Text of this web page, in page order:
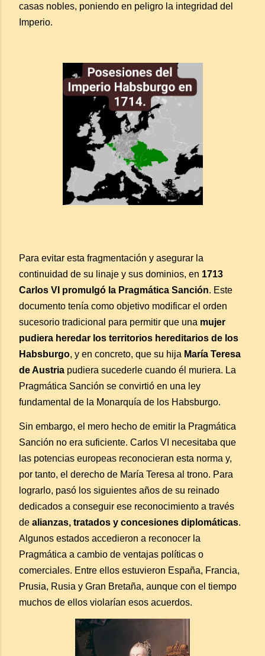
casas nobles, poniendo en peligro la integridad del
Imperio.
Para evitar esta fragmentación y asegurar la
continuidad de su linaje y sus dominios, en 1713
Carlos VI promulgó la Pragmática Sanción. Este
documento tenía como objetivo modificar el orden
sucesorio tradicional para permitir que una mujer
pudiera heredar los territorios hereditarios de los
Habsburgo, y en concreto, que su hija María Teresa
de Austria pudiera sucederle cuando él muriera. La
Pragmática Sanción se convirtió en una ley
fundamental de la Monarquía de los Habsburgo.
Sin embargo, el mero hecho de emitir la Pragmática
Sanción no era suficiente. Carlos VI necesitaba que
las potencias europeas reconocieran esta norma y,
por tanto, el derecho de María Teresa al trono. Para
lograrlo, pasó los siguientes años de su reinado
dedicados a conseguir ese reconocimiento a través
de alianzas, tratados y concesiones diplomáticas.
Algunos estados accedieron a reconocer la
Pragmática a cambio de ventajas políticas o
comerciales. Entre ellos estuvieron España, Francia,
Prusia, Rusia y Gran Bretaña, aunque con el tiempo
muchos de ellos violarían esos acuerdos.